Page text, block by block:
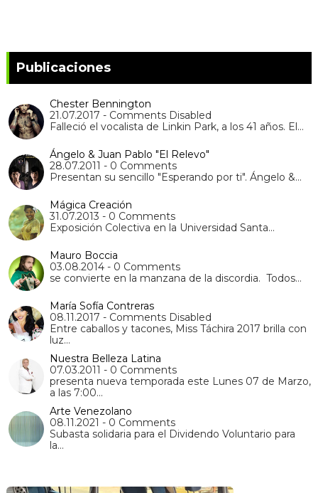
Publicaciones
Chester Bennington
21.07.2017 - Comments Disabled
Falleció el vocalista de Linkin Park, a los 41 años. El…
Ángelo & Juan Pablo "El Relevo"
28.07.2011 - 0 Comments
Presentan su sencillo "Esperando por ti". Ángelo &…
Mágica Creación
31.07.2013 - 0 Comments
Exposición Colectiva en la Universidad Santa…
Mauro Boccia
03.08.2014 - 0 Comments
se convierte en la manzana de la discordia. Todos…
María Sofía Contreras
08.11.2017 - Comments Disabled
Entre caballos y tacones, Miss Táchira 2017 brilla con
luz…
Nuestra Belleza Latina
07.03.2011 - 0 Comments
presenta nueva temporada este Lunes 07 de Marzo,
a las 7:00…
Arte Venezolano
08.11.2021 - 0 Comments
Subasta solidaria para el Dividendo Voluntario para
la…